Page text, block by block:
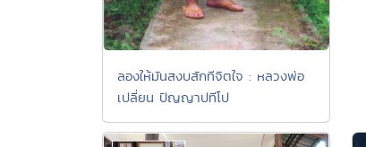
ลองให้มันสงบสักทีจิตใจ : หลวงพ่อ
เปลี่ยน ปัญญาปทีโป